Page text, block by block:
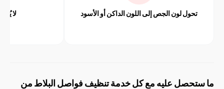
لون الجص إلى اللون الداكن أو الأسود لا يُحدث المسح
عليه مع كل خدمة تنظيف فواصل البلاط من